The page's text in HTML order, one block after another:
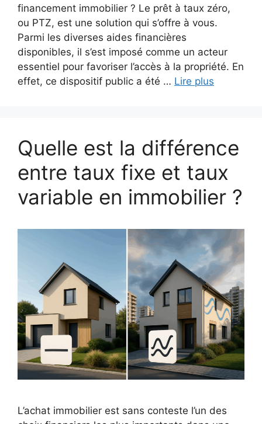
financement immobilier ? Le prêt à taux zéro,
ou PTZ, est une solution qui s’offre à vous.
Parmi les diverses aides financières
disponibles, il s’est imposé comme un acteur
essentiel pour favoriser l’accès à la propriété. En
effet, ce dispositif public a été … Lire plus
Quelle est la différence
entre taux fixe et taux
variable en immobilier ?
L’achat immobilier est sans conteste l’un des